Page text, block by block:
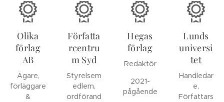
Olika
förlag
AB
Ägare,
förläggare
&
Författa
rcentru
m Syd
Styrelsem
edlem,
ordförand
Hegas
förlag
Redaktör
2021-
pågående
Lunds
universi
tet
Handledar
e,
Författars